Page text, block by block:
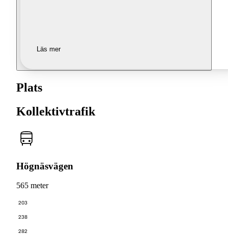
Läs mer
Plats
Kollektivtrafik
Högnäsvägen
565 meter
203
238
282